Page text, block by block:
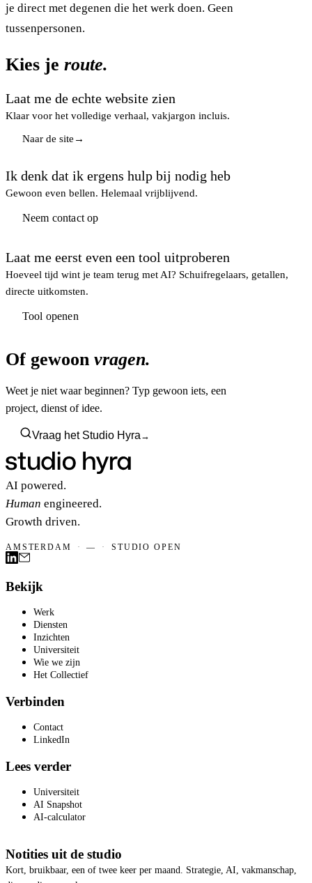
je direct met degenen die het werk doen. Geen
tussenpersonen.
Kies je route.
Laat me de echte website zien
Klaar voor het volledige verhaal, vakjargon incluis.
Naar de site →
Ik denk dat ik ergens hulp bij nodig heb
Gewoon even bellen. Helemaal vrijblijvend.
Neem contact op
Laat me eerst even een tool uitproberen
Hoeveel tijd wint je team terug met AI? Schuifregelaars, getallen,
directe uitkomsten.
Tool openen
Of gewoon vragen.
Weet je niet waar beginnen? Typ gewoon iets, een
project, dienst of idee.
Vraag het Studio Hyra →
AI powered.
Human engineered.
Growth driven.
AMSTERDAM · — · STUDIO OPEN
Bekijk
Werk
Diensten
Inzichten
Universiteit
Wie we zijn
Het Collectief
Verbinden
Contact
LinkedIn
Lees verder
Universiteit
AI Snapshot
AI-calculator
Notities uit de studio
Kort, bruikbaar, een of twee keer per maand. Strategie, AI, vakmanschap,